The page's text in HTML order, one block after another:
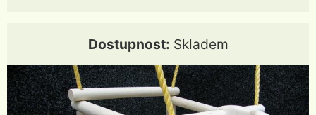
Dostupnost: Skladem